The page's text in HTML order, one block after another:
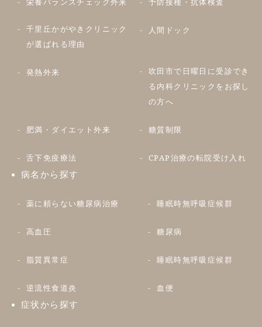
千里丘かがやきクリニック
が選ばれる理由
人間ドック
発熱外来
吹田市で日曜日に受診でき
る内科クリニックをお探し
の方へ
肥満・ダイエット外来 糖質制限
舌下免疫療法 CPAP治療の転院受け入れ
病名から探す
薬に頼らない糖尿病治療 睡眠時無呼吸症候群
高血圧 糖尿病
脂質異常症 睡眠時無呼吸症候群
逆流性食道炎 血便
症状から探す